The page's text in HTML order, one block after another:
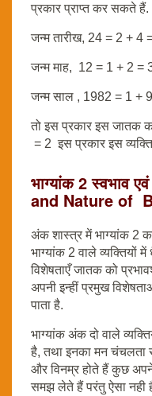
प्रकार प्राप्त कर सकते हैं.
जन्म तारीख, 24 = 2 + 4
जन्म माह, 12 = 1 + 2 =
जन्म साल , 1982 = 1 +
तो इस प्रकार इस जातक
= 2 इस प्रकार इस व्यक्ति
भाग्यांक 2 स्वभाव
and Nature of
अंक शास्त्र में भाग्यांक 2
भाग्यांक 2 वाले व्यक्तियों
विशेषताएँ जातक को
अपनी इन्हीं प्रमुख
पाता है.
भाग्यांक अंक दो वाले
है, तथा इनका मन चंचलता
और विनम्र होते हैं कुछ
समझ लेते हैं परंतु ऐसा नही